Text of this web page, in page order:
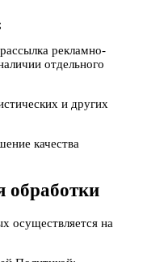
рекламно-
отдельного
и других
качества
обработки
осуществляется на